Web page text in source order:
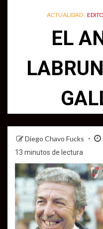
ACTUALIDAD
EL
Diego Chavo Fucks
13 minutos de lectura